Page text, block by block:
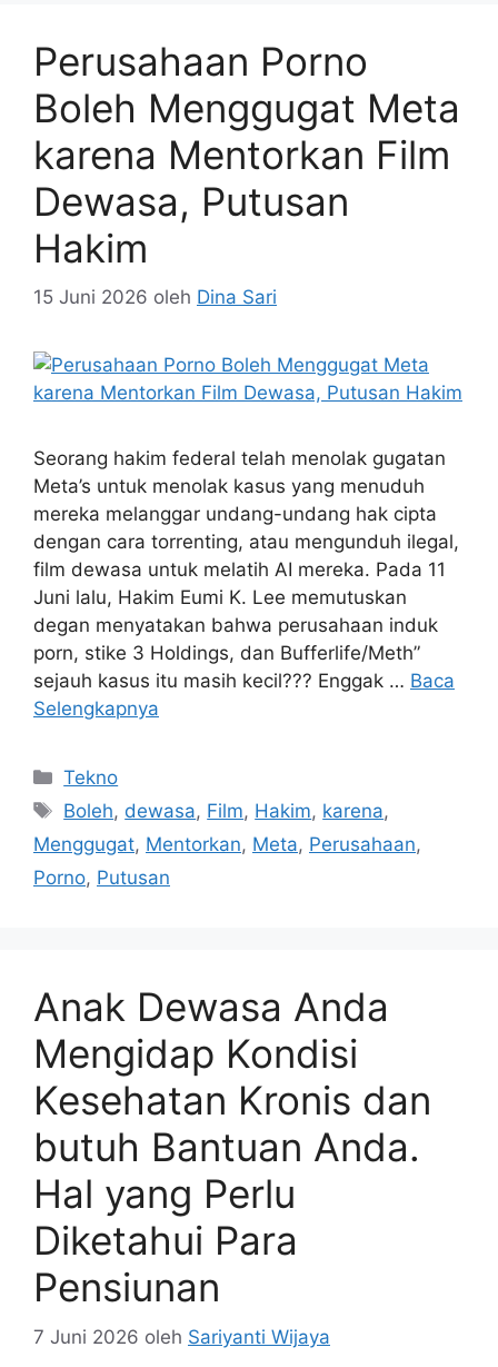
Perusahaan Porno
Boleh Menggugat Meta
karena Mentorkan Film
Dewasa, Putusan
Hakim
15 Juni 2026 oleh Dina Sari
Seorang hakim federal telah menolak gugatan
Meta’s untuk menolak kasus yang menuduh
mereka melanggar undang-undang hak cipta
dengan cara torrenting, atau mengunduh ilegal,
film dewasa untuk melatih AI mereka. Pada 11
Juni lalu, Hakim Eumi K. Lee memutuskan
degan menyatakan bahwa perusahaan induk
porn, stike 3 Holdings, dan Bufferlife/Meth”
sejauh kasus itu masih kecil??? Enggak … Baca
Selengkapnya
Kategori
Tekno
Tag
Boleh, dewasa, Film, Hakim, karena,
Menggugat, Mentorkan, Meta, Perusahaan,
Porno, Putusan
Anak Dewasa Anda
Mengidap Kondisi
Kesehatan Kronis dan
butuh Bantuan Anda.
Hal yang Perlu
Diketahui Para
Pensiunan
7 Juni 2026 oleh Sariyanti Wijaya